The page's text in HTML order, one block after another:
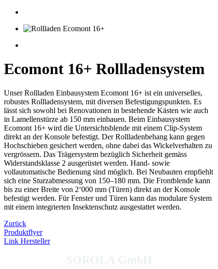
Ecomont 16+ Rollladensystem
Unser Rollladen Einbausystem Ecomont 16+ ist ein universelles,
robustes Rollladensystem, mit diversen Befestigungspunkten. Es
lässt sich sowohl bei Renovationen in bestehende Kästen wie auch
in Lamellenstürze ab 150 mm einbauen. Beim Einbausystem
Ecomont 16+ wird die Untersichtsblende mit einem Clip-System
direkt an der Konsole befestigt. Der Rollladenbehang kann gegen
Hochschieben gesichert werden, ohne dabei das Wickelverhalten zu
vergrössern. Das Trägersystem bezüglich Sicherheit gemäss
Widerstandsklasse 2 ausgerüstet werden. Hand- sowie
vollautomatische Bedienung sind möglich. Bei Neubauten empfiehlt
sich eine Sturzabmessung von 150–180 mm. Die Frontblende kann
bis zu einer Breite von 2‘000 mm (Türen) direkt an der Konsole
befestigt werden. Für Fenster und Türen kann das modulare System
mit einem integrierten Insektenschutz ausgestattet werden.
Zurück
Produktflyer
Link Hersteller